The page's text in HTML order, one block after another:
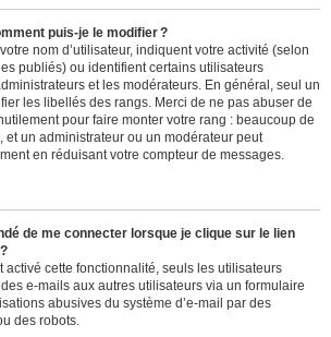
puis-je le modifier ?
nom d’utilisateur, indiquent votre activité (selon
publiés) ou identifient certains utilisateurs
et les modérateurs. En général, seul un
les libellés des rangs. Merci de ne pas abuser de
pour faire monter votre rang : beaucoup de
et un administrateur ou un modérateur peut
en réduisant votre compteur de messages.
de me connecter lorsque je clique sur le lien
activé cette fonctionnalité, seuls les utilisateurs
e-mails aux autres utilisateurs via un formulaire
abusives du système d’e-mail par des
des robots.